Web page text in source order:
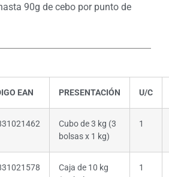
90g de cebo por punto de
EAN PRESENTACIÓN U/C
Cubo de 3 kg (3
bolsas x 1 kg)
1
Caja de 10 kg
1